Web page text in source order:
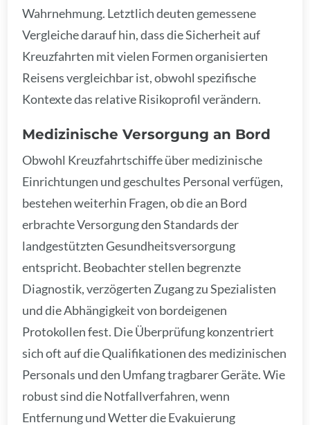
Wahrnehmung. Letztlich deuten gemessene
Vergleiche darauf hin, dass die Sicherheit auf
Kreuzfahrten mit vielen Formen organisierten
Reisens vergleichbar ist, obwohl spezifische
Kontexte das relative Risikoprofil verändern.
Medizinische Versorgung an Bord
Obwohl Kreuzfahrtschiffe über medizinische
Einrichtungen und geschultes Personal verfügen,
bestehen weiterhin Fragen, ob die an Bord
erbrachte Versorgung den Standards der
landgestützten Gesundheitsversorgung
entspricht. Beobachter stellen begrenzte
Diagnostik, verzögerten Zugang zu Spezialisten
und die Abhängigkeit von bordeigenen
Protokollen fest. Die Überprüfung konzentriert
sich oft auf die Qualifikationen des medizinischen
Personals und den Umfang tragbarer Geräte. Wie
robust sind die Notfallverfahren, wenn
Entfernung und Wetter die Evakuierung